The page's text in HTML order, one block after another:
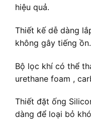
hiệu quả.
Thiết kế dễ dàng
không gây tiếng ồn.
Bộ lọc khí có thể
urethane foam ,
Thiết đặt ống
dàng để loại bỏ